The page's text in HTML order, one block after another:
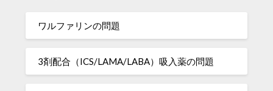
ワルファリンの問題
3剤配合（ICS/LAMA/LABA）吸入薬の問題